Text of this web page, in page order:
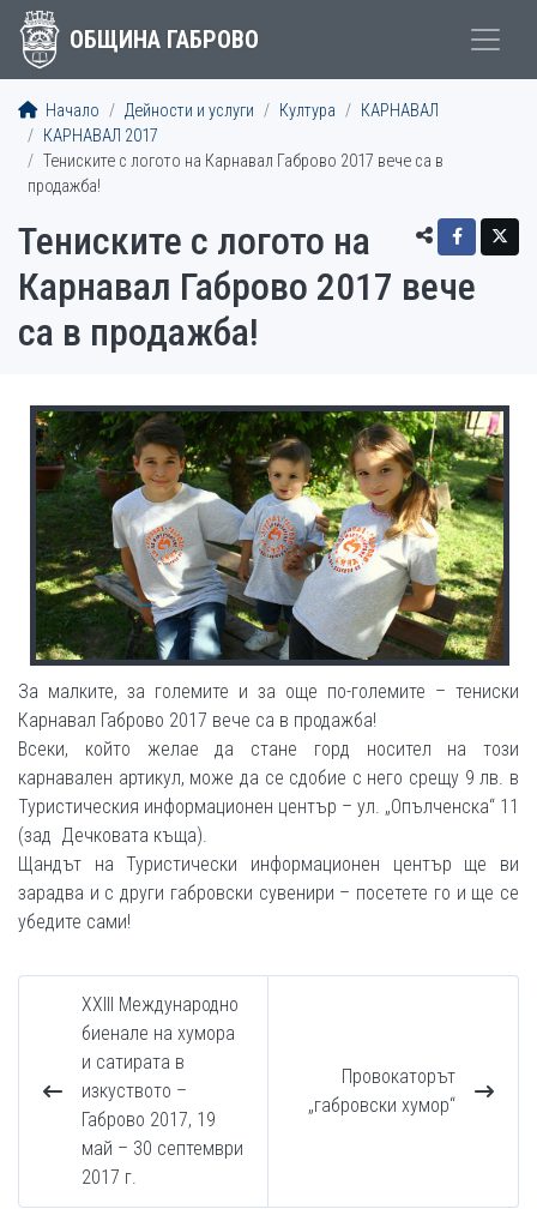
ОБЩИНА ГАБРОВО
Начало Дейности и услуги Култура
КАРНАВАЛ
КАРНАВАЛ 2017
Тениските с логото на Карнавал Габрово 2017 вече са в
продажба!
Тениските с логото на
Карнавал Габрово 2017 вече
са в продажба!
За малките, за големите и за още по-големите – тениски
Карнавал Габрово 2017 вече са в продажба!
Всеки, който желае да стане горд носител на този
карнавален артикул, може да се сдобие с него срещу 9 лв. в
Туристическия информационен център – ул. „Опълченска“ 11
(зад Дечковата къща).
Щандът на Туристически информационен център ще ви
зарадва и с други габровски сувенири – посетете го и ще се
убедите сами!
XXIII Международно
биенале на хумора
и сатирата в
изкуството –
Габрово 2017, 19
май – 30 септември
2017 г.
Провокаторът
„габровски хумор“